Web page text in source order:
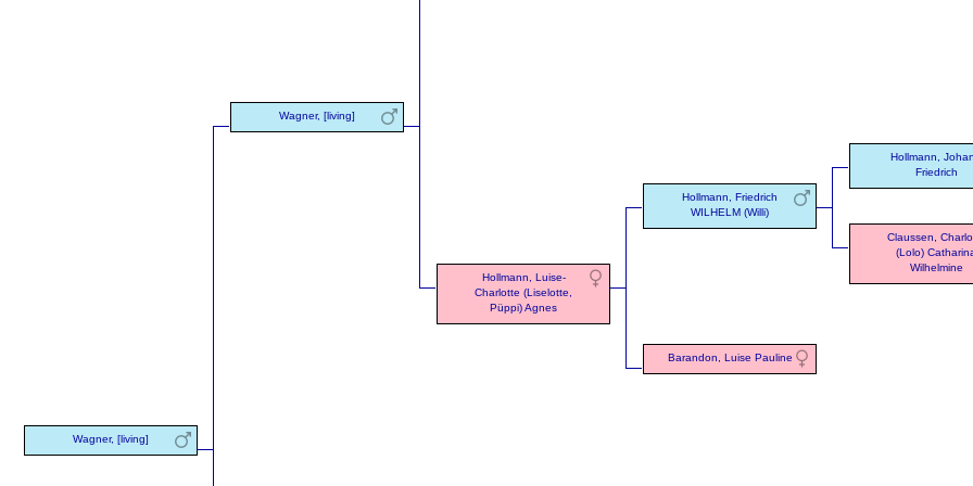
Wagner, [living]
Wagner, [living]
Hollmann, Luise-
Charlotte (Liselotte,
Püppi) Agnes
Hollmann, Friedrich
WILHELM (Willi)
Hollmann,
Friedrich
Claussen,
(Lolo)
Wilhelmine
Barandon, Luise Pauline